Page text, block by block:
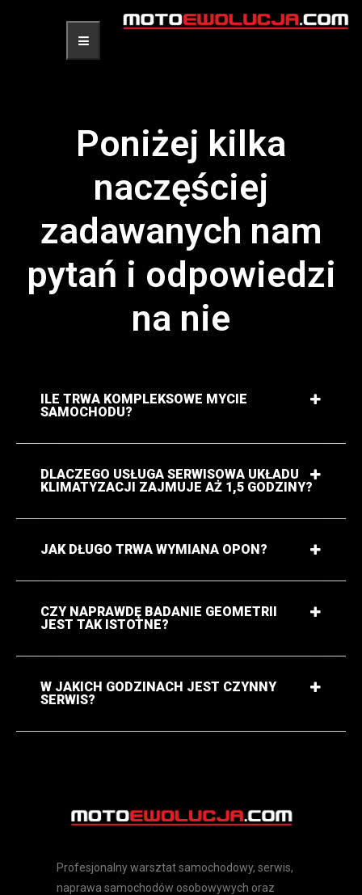
Poniżej kilka
naczęściej
zadawanych nam
pytań i odpowiedzi
na nie
ILE TRWA KOMPLEKSOWE MYCIE
SAMOCHODU?
DLACZEGO USŁUGA SERWISOWA UKŁADU
KLIMATYZACJI ZAJMUJE AŻ 1,5 GODZINY?
JAK DŁUGO TRWA WYMIANA OPON?
CZY NAPRAWDĘ BADANIE GEOMETRII
JEST TAK ISTOTNE?
W JAKICH GODZINACH JEST CZYNNY
SERWIS?
Profesjonalny warsztat samochodowy, serwis,
naprawa samochodów osobowywych oraz